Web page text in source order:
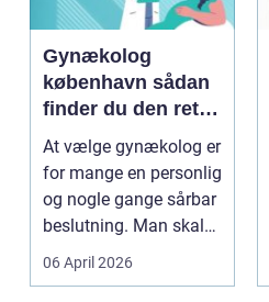
Gynækolog
københavn sådan
finder du den rette
specialist
At vælge gynækolog er
for mange en personlig
og nogle gange sårbar
beslutning. Man skal
både føle si...
06 April 2026